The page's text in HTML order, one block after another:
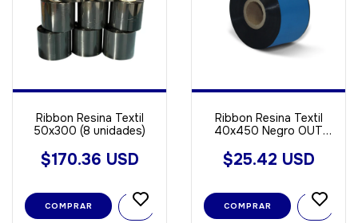
Ribbon Resina Textil
50x300 (8 unidades)
$170.36 USD
Ribbon Resina Textil
40x450 Negro OUT
$25.42 USD
COMPRAR